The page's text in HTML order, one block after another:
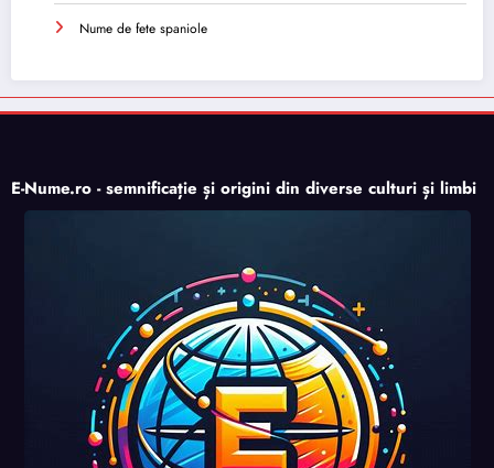
Nume de fete spaniole
E-Nume.ro - semnificație și origini din diverse culturi și limbi